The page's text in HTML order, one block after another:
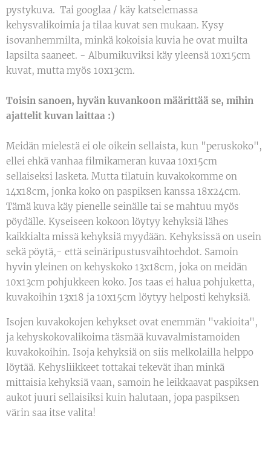
pystykuva. Tai googlaa / käy katselemassa
kehysvalikoimia ja tilaa kuvat sen mukaan. Kysy
isovanhemmilta, minkä kokoisia kuvia he ovat muilta
lapsilta saaneet. - Albumikuviksi käy yleensä 10x15cm
kuvat, mutta myös 10x13cm.
Toisin sanoen, hyvän kuvankoon määrittää se, mihin
ajattelit kuvan laittaa :)
Meidän mielestä ei ole oikein sellaista, kun "peruskoko",
ellei ehkä vanhaa filmikameran kuvaa 10x15cm
sellaiseksi lasketa. Mutta tilatuin kuvakokomme on
14x18cm, jonka koko on paspiksen kanssa 18x24cm.
Tämä kuva käy pienelle seinälle tai se mahtuu myös
pöydälle. Kyseiseen kokoon löytyy kehyksiä lähes
kaikkialta missä kehyksiä myydään. Kehyksissä on usein
sekä pöytä,- että seinäripustusvaihtoehdot. Samoin
hyvin yleinen on kehyskoko 13x18cm, joka on meidän
10x13cm pohjukkeen koko. Jos taas ei halua pohjuketta,
kuvakoihin 13x18 ja 10x15cm löytyy helposti kehyksiä.
Isojen kuvakokojen kehykset ovat enemmän "vakioita",
ja kehyskokovalikoima täsmää kuvavalmistamoiden
kuvakokoihin. Isoja kehyksiä on siis melkolailla helppo
löytää. Kehysliikkeet tottakai tekevät ihan minkä
mittaisia kehyksiä vaan, samoin he leikkaavat paspiksen
aukot juuri sellaisiksi kuin halutaan, jopa paspiksen
värin saa itse valita!